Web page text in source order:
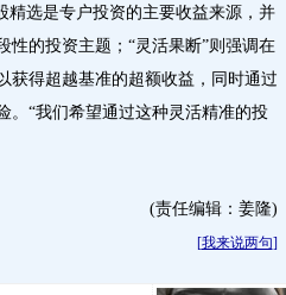
精选是专户投资的主要收益来源，并
性的投资主题；“灵活果断”则强调在
获得超越基准的超额收益，同时通过
。“我们希望通过这种灵活精准的投
(责任编辑：姜隆)
[我来说两句]